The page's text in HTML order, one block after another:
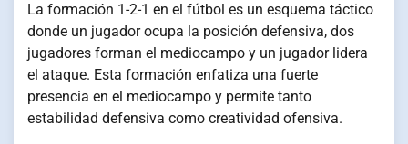
La formación 1-2-1 en el fútbol es un esquema táctico
donde un jugador ocupa la posición defensiva, dos
jugadores forman el mediocampo y un jugador lidera
el ataque. Esta formación enfatiza una fuerte
presencia en el mediocampo y permite tanto
estabilidad defensiva como creatividad ofensiva.